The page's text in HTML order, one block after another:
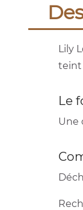
Lily
teint
Le
Une